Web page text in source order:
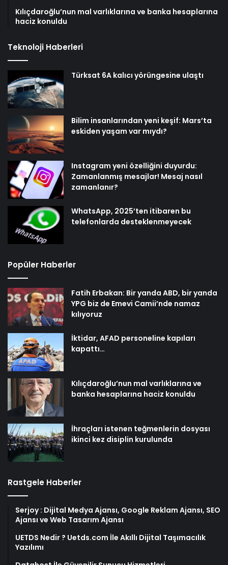
Kılıçdaroğlu’nun mal varlıklarına ve banka hesaplarına
haciz konuldu
Teknoloji Haberleri
Türksat 6A kalıcı yörüngesine ulaştı
Bilim insanlarından yeni keşif: Mars’ta
eskiden yaşam var mıydı?
Instagram yeni özelliğini duyurdu:
Zamanlanmış mesajlar! Mesaj nasıl
zamanlanır?
WhatsApp, 2025’ten itibaren bu
telefonlarda desteklenmeyecek
Popüler Haberler
Fatih Erbakan: Bir yanda ABD, bir yanda
YPG biz de Emevi Camii’nde namaz
kılıyoruz
İktidar, AFAD personeline kapıları
kapattı…
Kılıçdaroğlu’nun mal varlıklarına ve
banka hesaplarına haciz konuldu
İhraçları istenen teğmenlerin dosyası
ikinci kez disiplin kurulunda
Rastgele Haberler
Serjoy : Dijital Medya Ajansı, Google Reklam Ajansı, SEO
Ajansı ve Web Tasarım Ajansı
UETDS Nedir ? Uetds.com İle Akıllı Dijital Taşımacılık
Yazılımı